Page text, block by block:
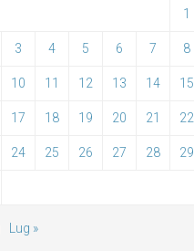
1
3 4 5 6 7 8
10 11 12 13 14 15
17 18 19 20 21 22
24 25 26 27 28 29
Lug »